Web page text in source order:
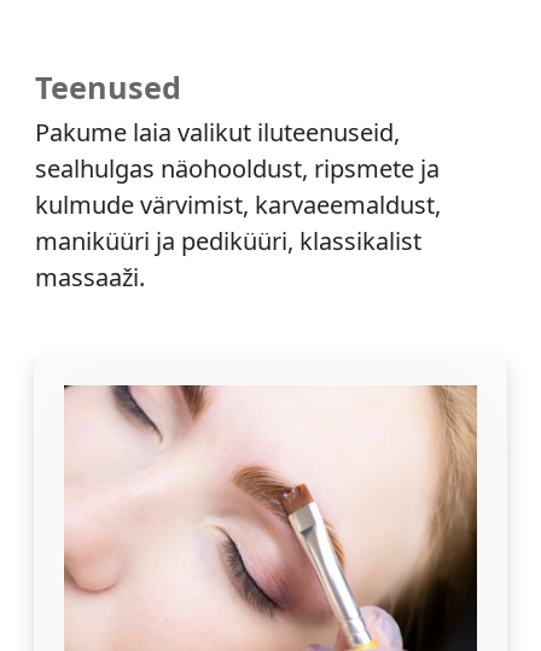
Teenused
Pakume laia valikut iluteenuseid,
sealhulgas näohooldust, ripsmete ja
kulmude värvimist, karvaeemaldust,
maniküüri ja pediküüri, klassikalist
massaaži.